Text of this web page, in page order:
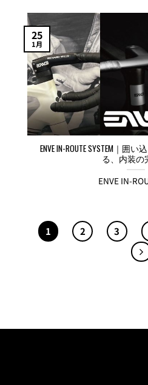
ENVE IN-ROUTE SYSTEM｜
る、内装の
ENVE IN-
25
1月
1 2 3